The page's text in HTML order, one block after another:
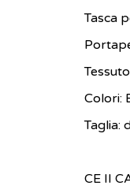
Tasca
Colori:
Taglia:
CE II